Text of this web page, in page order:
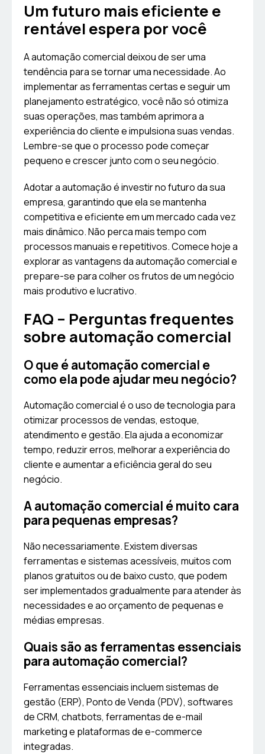
Um futuro mais eficiente e
rentável espera por você
A automação comercial deixou de ser uma
tendência para se tornar uma necessidade. Ao
implementar as ferramentas certas e seguir um
planejamento estratégico, você não só otimiza
suas operações, mas também aprimora a
experiência do cliente e impulsiona suas vendas.
Lembre-se que o processo pode começar
pequeno e crescer junto com o seu negócio.
Adotar a automação é investir no futuro da sua
empresa, garantindo que ela se mantenha
competitiva e eficiente em um mercado cada vez
mais dinâmico. Não perca mais tempo com
processos manuais e repetitivos. Comece hoje a
explorar as vantagens da automação comercial e
prepare-se para colher os frutos de um negócio
mais produtivo e lucrativo.
FAQ – Perguntas frequentes
sobre automação comercial
O que é automação comercial e
como ela pode ajudar meu negócio?
Automação comercial é o uso de tecnologia para
otimizar processos de vendas, estoque,
atendimento e gestão. Ela ajuda a economizar
tempo, reduzir erros, melhorar a experiência do
cliente e aumentar a eficiência geral do seu
negócio.
A automação comercial é muito cara
para pequenas empresas?
Não necessariamente. Existem diversas
ferramentas e sistemas acessíveis, muitos com
planos gratuitos ou de baixo custo, que podem
ser implementados gradualmente para atender às
necessidades e ao orçamento de pequenas e
médias empresas.
Quais são as ferramentas essenciais
para automação comercial?
Ferramentas essenciais incluem sistemas de
gestão (ERP), Ponto de Venda (PDV), softwares
de CRM, chatbots, ferramentas de e-mail
marketing e plataformas de e-commerce
integradas.